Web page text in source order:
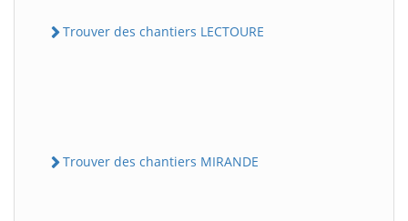
Trouver des chantiers LECTOURE
Trouver des chantiers MIRANDE